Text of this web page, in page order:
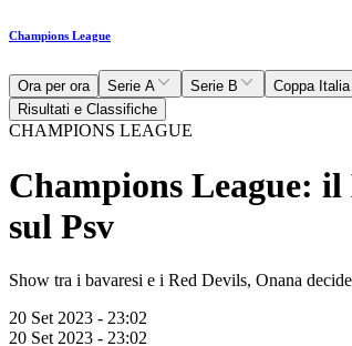
Champions League
Ora per ora Serie A Serie B Coppa Italia
Risultati e Classifiche
CHAMPIONS LEAGUE
Champions League:
sul Psv
Show tra i bavaresi e i Red Devils, Onana
20 Set 2023 - 23:02
20 Set 2023 - 23:02